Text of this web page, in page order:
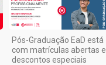
Pós-Graduação EaD está
com matrículas abertas e
descontos especiais